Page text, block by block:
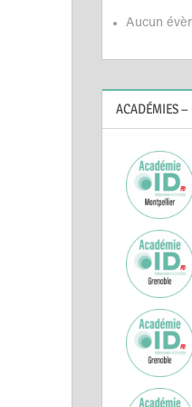
Aucun
ACADÉMIES –